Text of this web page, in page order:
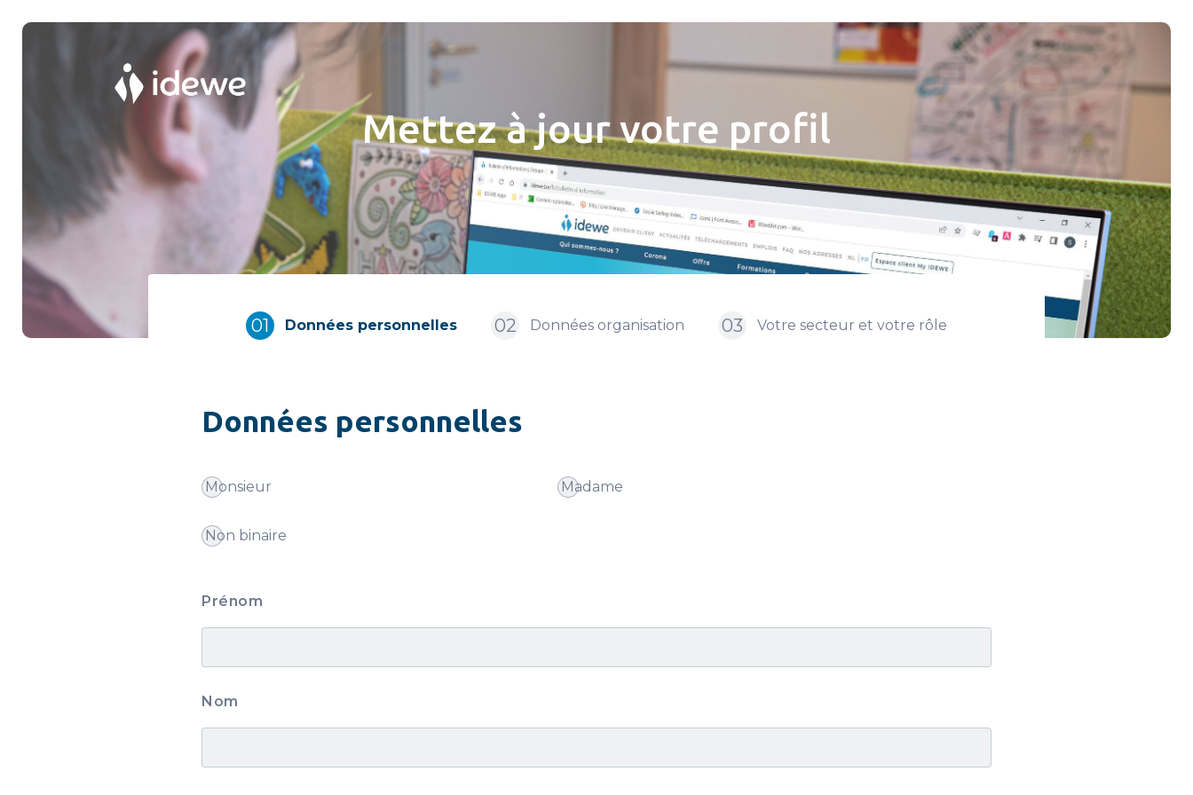
Mettez à jour votre profil
01 Données personnelles 02 Données organisation 03 Votre secteur et votre rôle
Données personnelles
Monsieur Madame
Non binaire
Prénom
Nom